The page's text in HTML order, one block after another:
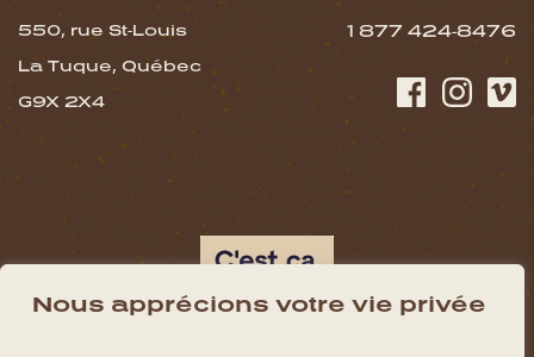
Nous apprécions votre vie privée
550, rue St-Louis
La Tuque, Québec
G9X 2X4
1 877 424-8476